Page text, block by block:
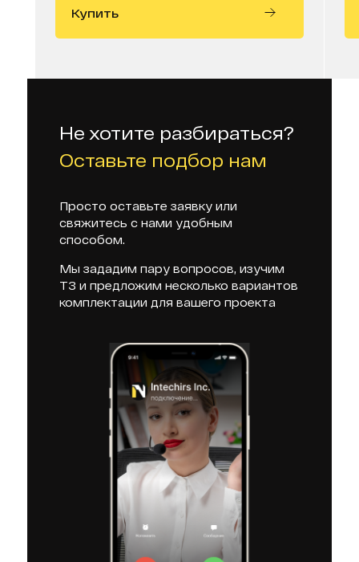
Купить
Не хотите разбираться?
Оставьте подбор нам
Просто оставьте заявку или
свяжитесь с нами удобным
способом.
Мы зададим пару вопросов, изучим
ТЗ и предложим несколько вариантов
комплектации для вашего проекта